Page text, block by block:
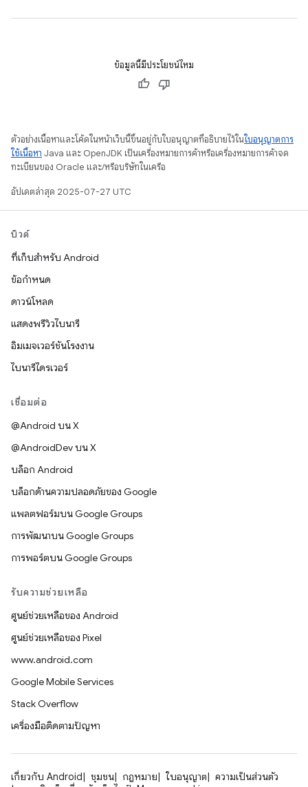
ข้อมูลนี้มีประโยชน์ไหม
ตัวอย่างเนื้อหาและโค้ดในหน้าเว็บนี้ขึ้นอยู่กับใบอนุญาตที่อธิบายไว้ในใบอนุญาตการ
ใช้เนื้อหา Java และ OpenJDK เป็นเครื่องหมายการค้าหรือเครื่องหมายการค้าจด
ทะเบียนของ Oracle และ/หรือบริษัทในเครือ
อัปเดตล่าสุด 2025-07-27 UTC
บิวด์
ที่เก็บสำหรับ Android
ข้อกำหนด
ดาวน์โหลด
แสดงพรีวิวไบนารี
อิมเมจเวอร์ชันโรงงาน
ไบนารีไดรเวอร์
เชื่อมต่อ
@Android บน X
@AndroidDev บน X
บล็อก Android
บล็อกด้านความปลอดภัยของ Google
แพลตฟอร์มบน Google Groups
การพัฒนาบน Google Groups
การพอร์ตบน Google Groups
รับความช่วยเหลือ
ศูนย์ช่วยเหลือของ Android
ศูนย์ช่วยเหลือของ Pixel
www.android.com
Google Mobile Services
Stack Overflow
เครื่องมือติดตามปัญหา
เกี่ยวกับ Android ชุมชน กฎหมาย ใบอนุญาต
ความเป็นส่วนตัว